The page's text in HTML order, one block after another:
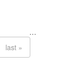
…
last »